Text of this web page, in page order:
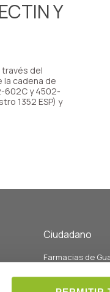
Y
través del
la cadena de
602C y 4502-
1352 ESP) y
Ciudadano
Farmacias de
Listado de